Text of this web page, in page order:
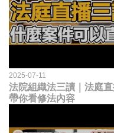
2025-07-11
法院組織法三讀｜法庭
帶你看修法內容